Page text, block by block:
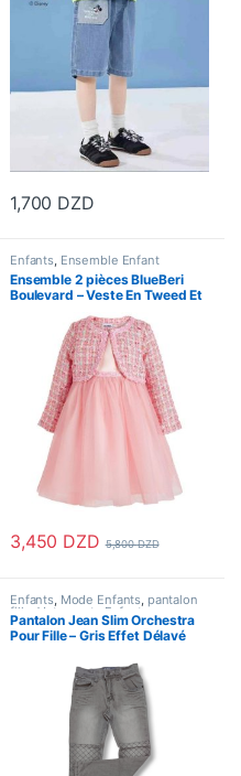
Les options peuvent être
1,700 DZD
Ce produit a plusieurs
Les options peuvent être
Enfants Ensemble Enfant
Ensemble 2 pièces BlueBeri
Boulevard – Veste En Tweed Et
3,450 DZD 5,800DZD
Ce produit a plusieurs
Enfants, Mode Enfants, pantalon
fille ,Vetements Enfants
Pantalon Jean Slim Orchestra
Pour Fille – Gris Effet Délavé